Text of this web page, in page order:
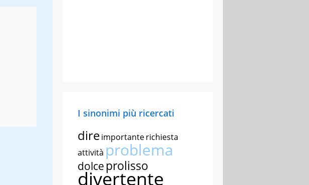
I sinonimi più ricercati
direimportanterichiesta
attività problema
dolce prolisso
divertente